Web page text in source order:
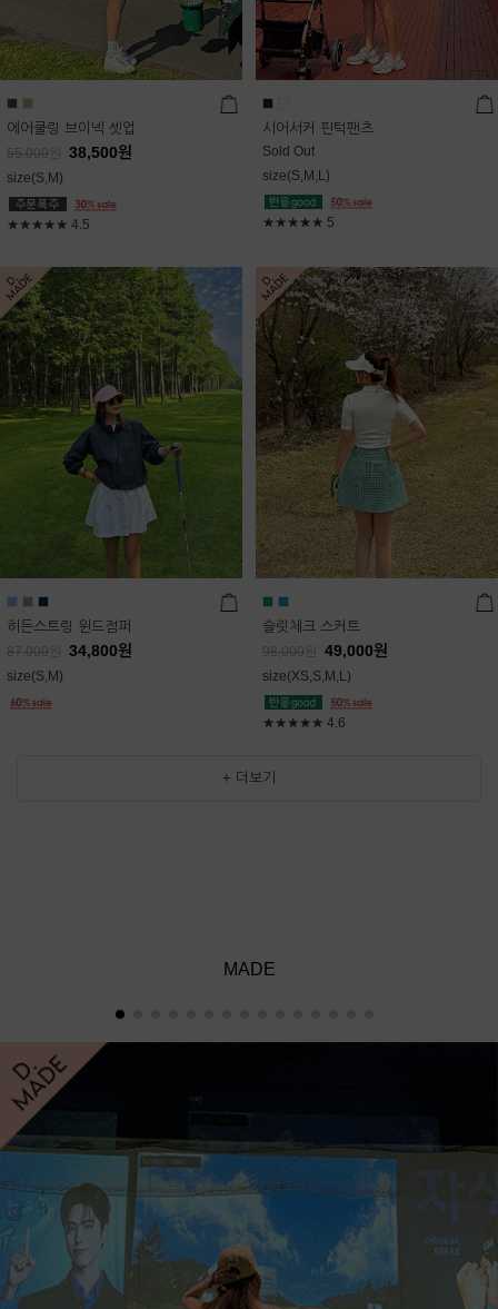
에어쿨링 브이넥 셋업
55,000 38,500원
size(S,M)
★★★★★ 4.5
시어서커 핀턱팬츠
Sold Out
size(S,M,L)
★★★★★ 5
히든스트링 윈드점퍼
87,000 34,800원
size(S,M)
슬릿체크 스커트
98,000 49,000원
size(XS,S,M,L)
★★★★★ 4.6
+ 더보기
MADE